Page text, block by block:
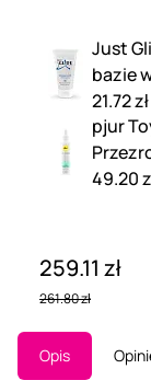
Just
bazie
21.72
pjur
49.20
259.11 zł
261.80 zł
Opis